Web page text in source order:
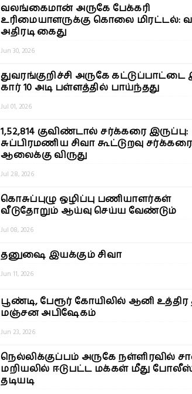
வலங்கைமான் அருகே பேக்கரி
உரிமையாளருக்கு கொலை மிரட்டல்:
அதிரடி கைது
Jun 30, 2026
துவரங்குறிச்சி அருகே
கார் 10 அடி பள்ளத்தில் பாய்ந்தது
Jul 01, 2026
1,52,814 குவிண்டால் சர்க்கரை இருப்பு:
சுப்பிரமணிய சிவா கூட்டுறவு சர்க்கரை
ஆலைக்கு விருது
Jul 28, 2026
கொசுப்புழு ஒழிப்பு பணியாளர்கள்
வீடுதோறும் ஆய்வு செய்ய வேண்டும்
Jul 08, 2026
தனுஷை இயக்கும் சிவா
Jun 11, 2026
பூண்டி, பேரூர் கோயிலில் ஆனி உத்திர
மஞ்சன அபிஷேகம்
Jun 23, 2026
நெல்லிக்குப்பம் அருகே நள்ளிரவில்
மறியலில் ஈடுபட்ட மக்கள் மீது
தடியடி